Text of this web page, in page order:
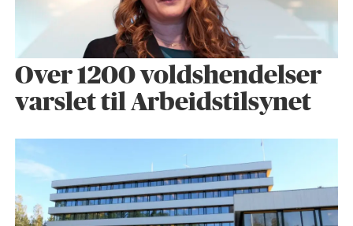
Over 1200 voldshendelser
varslet til Arbeidstilsynet